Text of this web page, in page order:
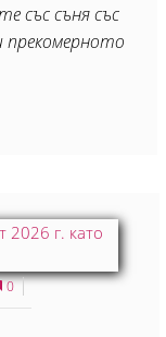
със съня със
прекомерното
0